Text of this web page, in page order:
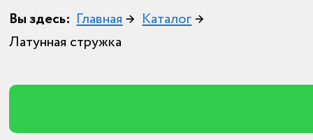
Вы здесь: Главная → Каталог→
Латунная стружка